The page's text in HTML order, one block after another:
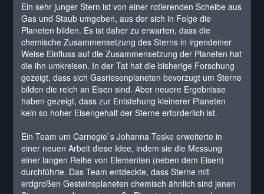
Ein sehr junger Stern ist von einer rotierenden Scheibe aus
Gas und Staub umgeben, aus der sich in Folge die
Planeten bilden. Es ist daher zu erwarten, dass die
chemische Zusammensetzung des Sterns in irgendeiner
Weise Einfluss auf die Zusammensetzung der Planeten hat
die ihn umkreisen. In der Tat hat die bisherige Forschung
gezeigt, dass sich Gasriesenplaneten bevorzugt um Sterne
bilden die reich an Eisen sind. Aber neuere Ergebnisse
haben gezeigt, dass zur Entstehung kleinerer Planeten
kein so hoher Eisengehalt der Sterne erforderlich ist.
Ein Team um Carnegie`s Johanna Teske erweiterte in
einer neuen Arbeit diese Idee, indem sie die Messung
einer langen Reihe von Elementen (neben dem Eisen)
durchführte. Das Team entdeckte, dass Sterne mit
erdgroßen Gesteinsplaneten chemisch ähnlich sind jenen